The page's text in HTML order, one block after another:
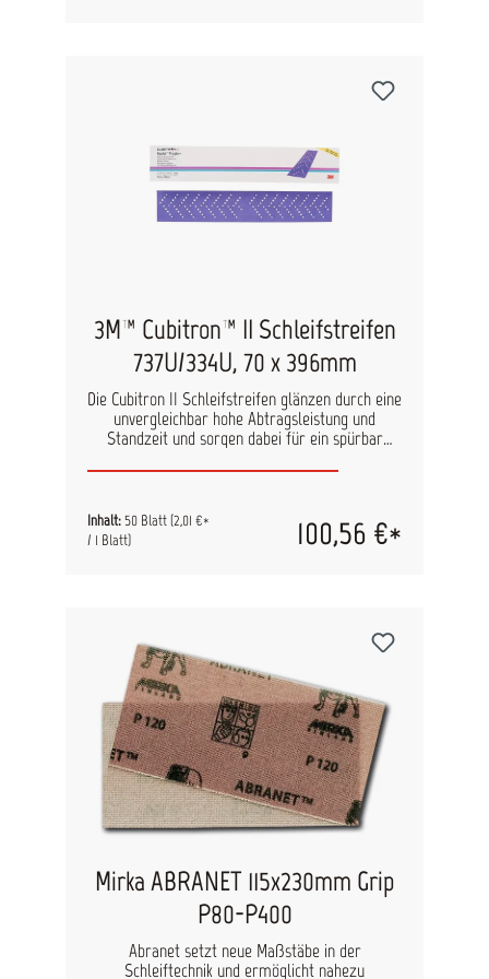
3M™ Cubitron™ II Schleifstreifen
737U/334U, 70 x 396mm
Die Cubitron II Schleifstreifen glänzen durch eine
unvergleichbar hohe Abtragsleistung und
Standzeit und sorgen dabei für ein spürbar
pfeilförmige Lochung wird eine optimale
Perforierung können die 70 mm x 396 mm
Streifen auch als 70 mm x 198 mm Streifen
Inhalt:50 Blatt(2,01 €*
/ 1 Blatt)
100,56 €*
Mirka ABRANET 115x230mm Grip
P80-P400
Abranet setzt neue Maßstäbe in der
Schleiftechnik und ermöglicht nahezu